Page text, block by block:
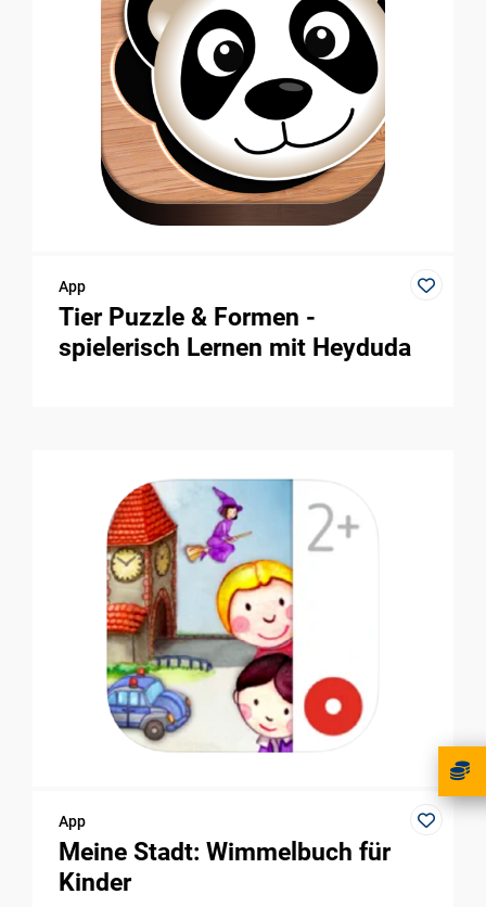
App
Tier Puzzle & Formen -
spielerisch Lernen mit Heyduda
App
Meine Stadt: Wimmelbuch für
Kinder